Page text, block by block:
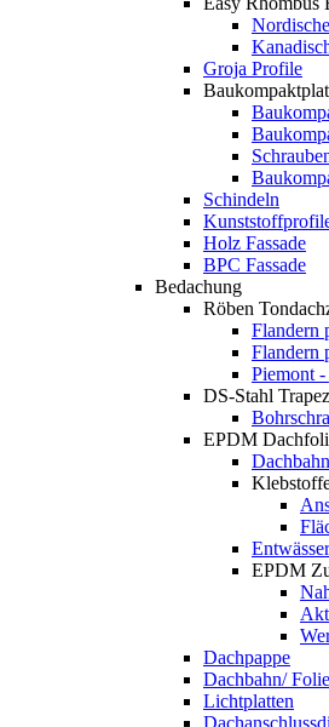
Groja Profile
Schindeln
Holz Fassade
BPC Fassade
Bedachung
Röben
Flandern
Flandern
Piemont
DS-Stahl
EPDM
Dachbahn
EPDM
Dachpappe
Dachbahn/ Folie
Lichtplatten